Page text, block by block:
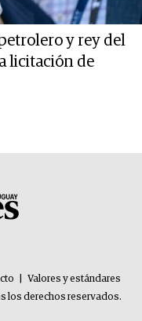
y rey del
licitación de
Valores y estándares
los derechos reservados.